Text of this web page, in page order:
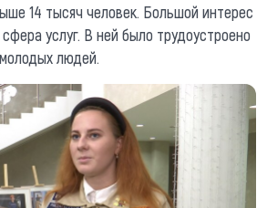
14 тысяч человек. Большой интерес
услуг. В ней было трудоустроено
людей.